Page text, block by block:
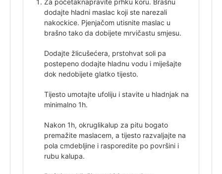
Za početaknapravite prhku koru. Brašnu
dodajte hladni maslac koji ste narezali
nakockice. Pjenjačom utisnite maslac u
brašno tako da dobijete mrvičastu smjesu.
Dodajte žlicušećera, prstohvat soli pa
postepeno dodajte hladnu vodu i miješajte
dok nedobijete glatko tijesto.
Tijesto umotajte ufoliju i stavite u hladnjak na
minimalno 1h.
Nakon 1h, okruglikalup za pitu bogato
premažite maslacem, a tijesto razvaljajte na
pola cmdebljine i rasporedite po površini i
rubu kalupa.